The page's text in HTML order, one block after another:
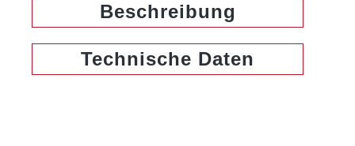
Beschreibung
Technische Daten